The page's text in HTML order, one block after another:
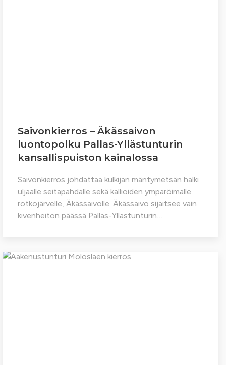
Saivonkierros – Äkässaivon
luontopolku Pallas-Yllästunturin
kansallispuiston kainalossa
Saivonkierros johdattaa kulkijan mäntymetsän halki
uljaalle seitapahdalle sekä kallioiden ympäröimälle
rotkojärvelle, Äkässaivolle. Äkässaivo sijaitsee vain
kivenheiton päässä Pallas-Yllästunturin…